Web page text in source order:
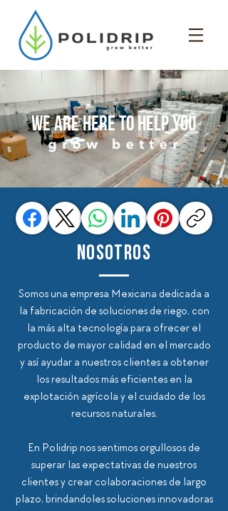
WE ARE HERE TO HELP YOU
NOSOTROS
Somos una empresa Mexicana dedicada a
la fabricación de soluciones de riego, con
la más alta tecnología para ofrecer el
producto de mayor calidad en el mercado
y así ayudar a nuestros clientes a obtener
los resultados más eficientes en la
explotación agrícola y el cuidado de los
recursos naturales.
En Polidrip nos sentimos orgullosos de
superar las expectativas de nuestros
clientes y crear colaboraciones de largo
plazo, brindandoles soluciones innovadoras